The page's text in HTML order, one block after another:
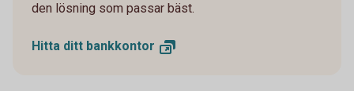
den lösning som passar bäst.
Hitta ditt bankkontor